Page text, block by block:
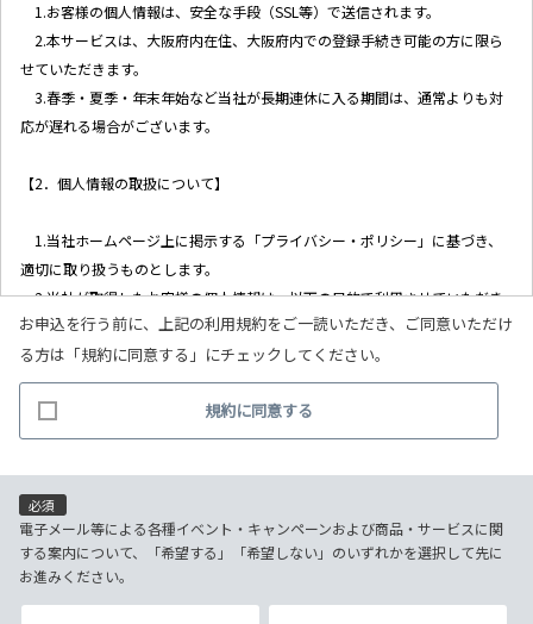
1.お客様の個人情報は、安全な手段（SSL等）で送信されます。
2.本サービスは、大阪府内在住、大阪府内での登録手続き可能の方に限ら
せていただきます。
3.春季・夏季・年末年始など当社が長期連休に入る期間は、通常よりも対
応が遅れる場合がございます。
【2．個人情報の取扱について】
1.当社ホームページ上に掲示する「プライバシー・ポリシー」に基づき、
適切に取り扱うものとします。
2.当社が取得したお客様の個人情報は、以下の目的で利用させていただき
ます。
(1)お客様リクエストに対応するにあたって問題が発生した場合の確認・
連絡
(2)お客様から照会があった場合のリクエスト情報の確認
(3)お客様に不利益を与えないために行う、お客様に対する迅速なご連絡
(4)当社で取り扱っている商品・サービスなどに関する営業上のご案内
(5)商品の企画・開発あるいはお客様満足向上策などの検討のためのお客
様アンケート調査の実施
【3．推奨環境について】
お申込を行う前に、上記の利用規約をご一読いただき、ご同意いただけ
る方は「規約に同意する」にチェックしてください。
規約に同意する
必須
電子メール等による各種イベント・キャンペーンおよび商品・サービスに関
する案内について、「希望する」「希望しない」のいずれかを選択して先に
お進みください。